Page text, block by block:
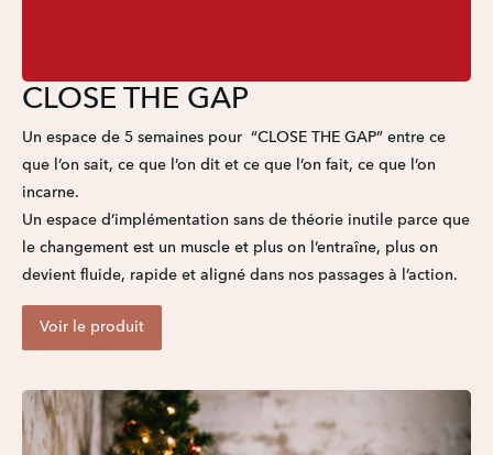
CLOSE THE GAP
Un espace de 5 semaines pour  “CLOSE THE GAP” entre ce
que l’on sait, ce que l’on dit et ce que l’on fait, ce que l’on
incarne.
Un espace d’implémentation sans de théorie inutile parce que
le changement est un muscle et plus on l’entraîne, plus on
devient fluide, rapide et aligné dans nos passages à l’action.
Voir le produit